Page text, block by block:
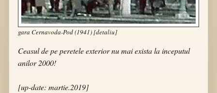
gara Cernavoda-Pod (1941) [detaliu]
Ceasul de pe peretele exterior nu mai exista la inceputul
anilor 2000!
[up-date: martie.2019]